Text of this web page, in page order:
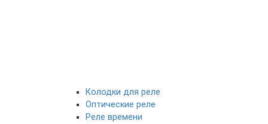
Колодки для реле
Оптические реле
Реле времени